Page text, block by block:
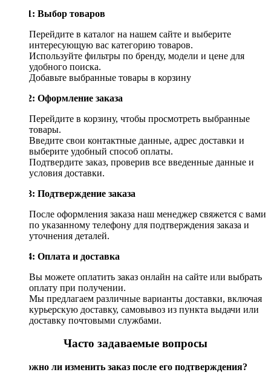
Шаг 1: Выбор товаров
Перейдите в каталог на нашем сайте и выберите
интересующую вас категорию товаров.
Используйте фильтры по бренду, модели и цене для
удобного поиска.
Добавьте выбранные товары в корзину
Шаг 2: Оформление заказа
Перейдите в корзину, чтобы просмотреть выбранные
товары.
Введите свои контактные данные, адрес доставки и
выберите удобный способ оплаты.
Подтвердите заказ, проверив все введенные данные и
условия доставки.
Шаг 3: Подтверждение заказа
После оформления заказа наш менеджер свяжется с вами
по указанному телефону для подтверждения заказа и
уточнения деталей.
Шаг 4: Оплата и доставка
Вы можете оплатить заказ онлайн на сайте или выбрать
оплату при получении.
Мы предлагаем различные варианты доставки, включая
курьерскую доставку, самовывоз из пункта выдачи или
доставку почтовыми службами.
Часто задаваемые вопросы
Возможно ли изменить заказ после его подтверждения?